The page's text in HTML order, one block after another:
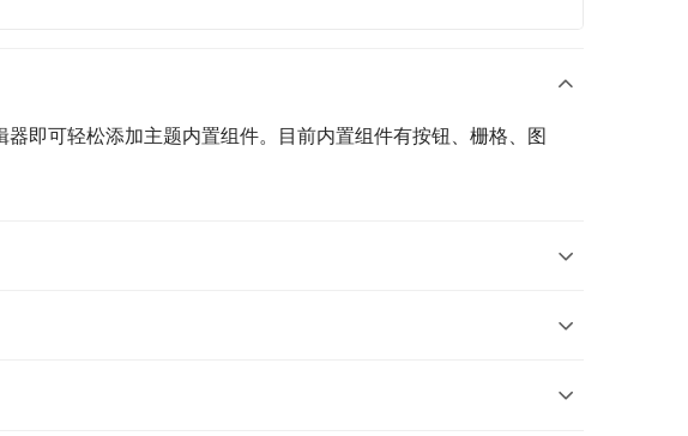
即可轻松添加主题内置组件。目前内置组件有按钮、栅格、图